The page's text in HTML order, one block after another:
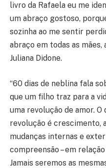
livro da Rafaela eu me
um abraço gostoso,
sozinha ao me sentir
abraço em todas as
Juliana Didone.
“60 dias de neblina fala
que um filho traz para a
uma revolução de amor.
revolução é crescimento,
mudanças internas e
compreensão – em
Jamais seremos as